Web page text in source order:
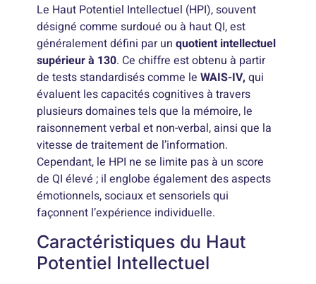
Le Haut Potentiel Intellectuel (HPI), souvent
désigné comme surdoué ou à haut QI, est
généralement défini par unquotient intellectuel
supérieur à 130. Ce chiffre est obtenu à partir
de tests standardisés comme leWAIS-IV, qui
évaluent les capacités cognitives à travers
plusieurs domaines tels que la mémoire, le
raisonnement verbal et non-verbal, ainsi que la
vitesse de traitement de l’information.
Cependant, le HPI ne se limite pas à un score
de QI élevé ; il englobe également des aspects
émotionnels, sociaux et sensoriels qui
façonnent l’expérience individuelle.
Caractéristiques du Haut
Potentiel Intellectuel